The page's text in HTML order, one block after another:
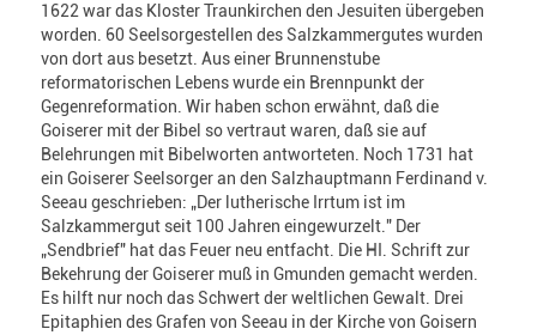
1622 war das Kloster Traunkirchen den Jesuiten übergeben
worden. 60 Seelsorgestellen des Salzkammergutes wurden
von dort aus besetzt. Aus einer Brunnenstube
reformatorischen Lebens wurde ein Brennpunkt der
Gegenreformation. Wir haben schon erwähnt, daß die
Goiserer mit der Bibel so vertraut waren, daß sie auf
Belehrungen mit Bibelworten antworteten. Noch 1731 hat
ein Goiserer Seelsorger an den Salzhauptmann Ferdinand v.
Seeau geschrieben: „Der lutherische Irrtum ist im
Salzkammergut seit 100 Jahren eingewurzelt." Der
„Sendbrief" hat das Feuer neu entfacht. Die HI. Schrift zur
Bekehrung der Goiserer muß in Gmunden gemacht werden.
Es hilft nur noch das Schwert der weltlichen Gewalt. Drei
Epitaphien des Grafen von Seeau in der Kirche von Goisern